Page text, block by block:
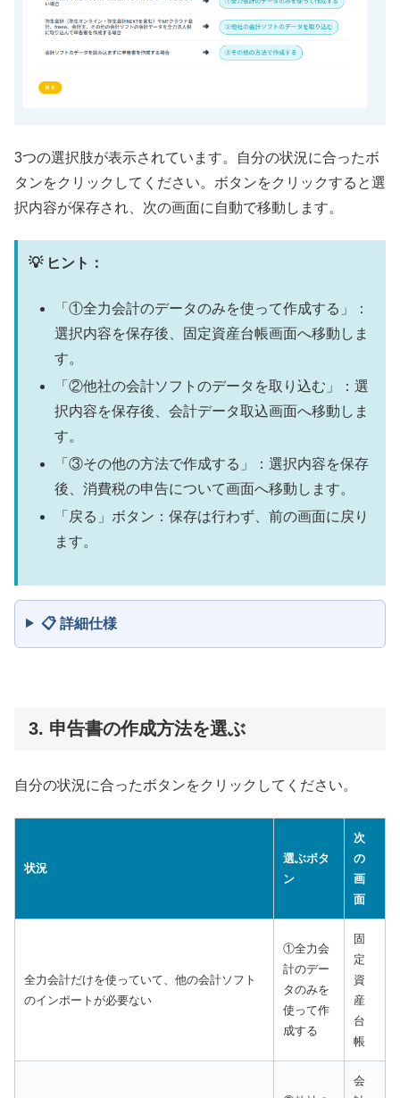
3つの選択肢が表示されています。自分の状況に合ったボ
タンをクリックしてください。ボタンをクリックすると選
択内容が保存され、次の画面に自動で移動します。
💡 ヒント：
「①全力会計のデータのみを使って作成する」：
選択内容を保存後、固定資産台帳画面へ移動しま
す。
「②他社の会計ソフトのデータを取り込む」：選
択内容を保存後、会計データ取込画面へ移動しま
す。
「③その他の方法で作成する」：選択内容を保存
後、消費税の申告について画面へ移動します。
「戻る」ボタン：保存は行わず、前の画面に戻り
ます。
📋 詳細仕様
3. 申告書の作成方法を選ぶ
自分の状況に合ったボタンをクリックしてください。
状況
選ぶボタ
ン
次
の
画
面
全力会計だけを使っていて、他の会計ソフト
のインポートが必要ない
①全力会
計のデー
タのみを
使って作
成する
固
定
資
産
台
帳
会